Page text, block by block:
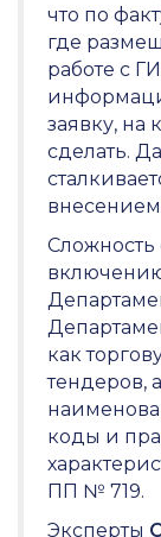
что по
где
работе с
заявку, на
сделать.
Сложность
как
тендеров,
коды и
ПП № 719.
Эксперты